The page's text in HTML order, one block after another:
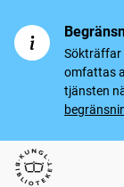
Sökträffar
omfattas
tjänsten
Svenska tidningar